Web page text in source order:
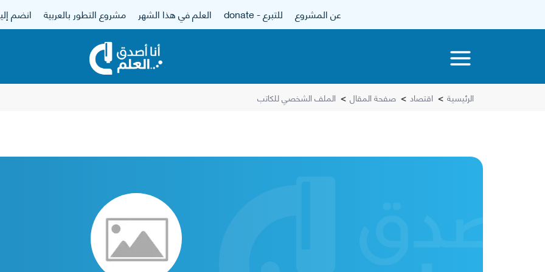
عن المشروع للتبرع - donate العلم في هذا الشهر مشروع التطور بالعربية انضم
الرئيسية > اقتصاد > صفحة المقال > الملف الشخصي للكاتب